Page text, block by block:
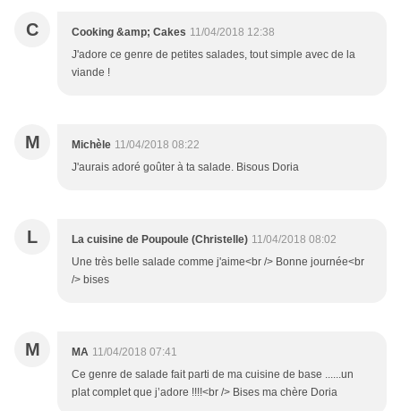
C Cooking &amp; Cakes 11/04/2018 12:38
J'adore ce genre de petites salades, tout simple avec de la
viande !
M Michèle 11/04/2018 08:22
J'aurais adoré goûter à ta salade. Bisous Doria
L La cuisine de Poupoule (Christelle) 11/04/2018 08:02
Une très belle salade comme j'aime<br /> Bonne journée<br
/> bises
M MA 11/04/2018 07:41
Ce genre de salade fait parti de ma cuisine de base ......un
plat complet que j’adore !!!!<br /> Bises ma chère Doria